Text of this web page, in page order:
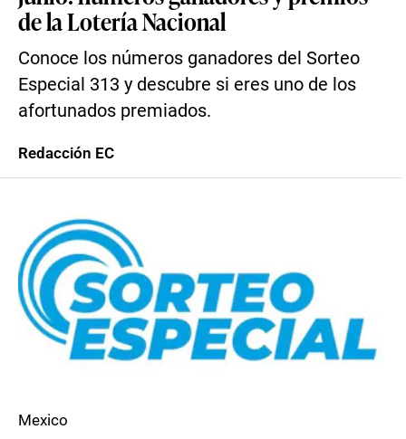
de la Lotería Nacional
Conoce los números ganadores del Sorteo
Especial 313 y descubre si eres uno de los
afortunados premiados.
Redacción EC
Mexico